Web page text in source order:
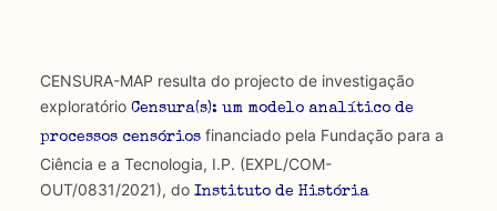
CENSURA-MAP resulta do projecto de investigação
exploratório Censura(s): um modelo analítico de
processos censóriosfinanciado pela Fundação para a
Ciência e a Tecnologia, I.P. (EXPL/COM-
OUT/0831/2021), do Instituto de História